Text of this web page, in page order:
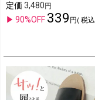
定価 3,480
90%OFF 339 税込